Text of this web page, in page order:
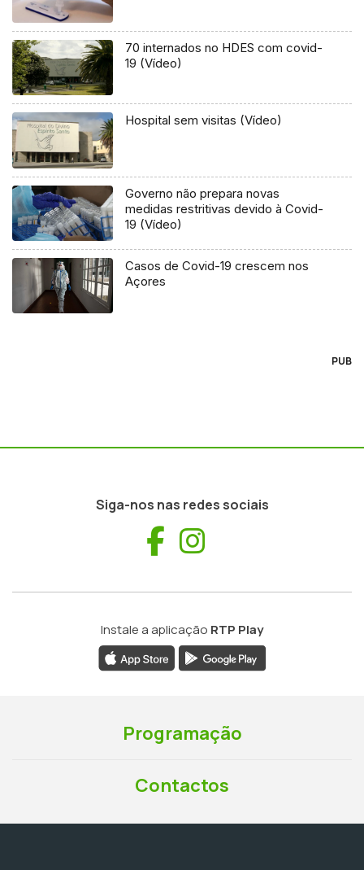
70 internados no HDES com covid-
19 (Vídeo)
Hospital sem visitas (Vídeo)
Governo não prepara novas
medidas restritivas devido à Covid-
19 (Vídeo)
Casos de Covid-19 crescem nos
Açores
PUB
Siga-nos nas redes sociais
Facebook
Instale a aplicação RTP Play
Programação
Contactos